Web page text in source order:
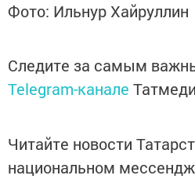
Фото: Ильнур Хайруллин
Следите за самым
Telegram-канале
Читайте новости
национальном